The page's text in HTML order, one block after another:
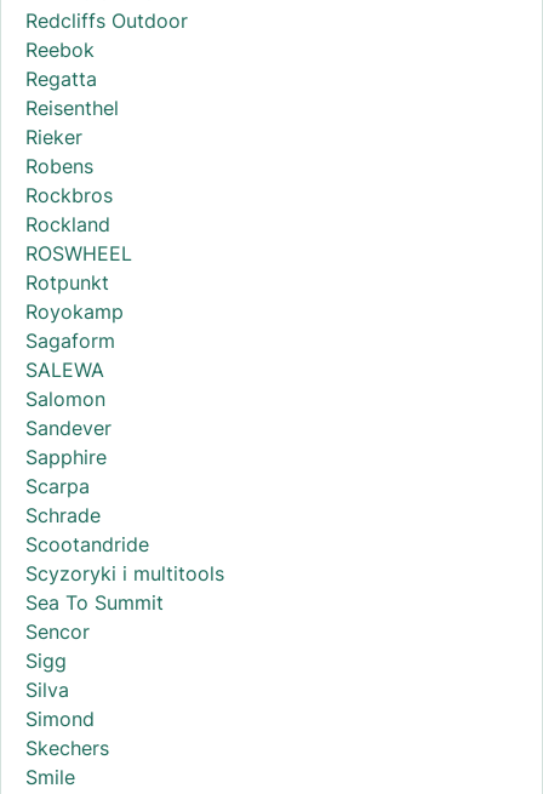
Redcliffs Outdoor
Reebok
Regatta
Reisenthel
Rieker
Robens
Rockbros
Rockland
ROSWHEEL
Rotpunkt
Royokamp
Sagaform
SALEWA
Salomon
Sandever
Sapphire
Scarpa
Schrade
Scootandride
Scyzoryki i multitools
Sea To Summit
Sencor
Sigg
Silva
Simond
Skechers
Smile